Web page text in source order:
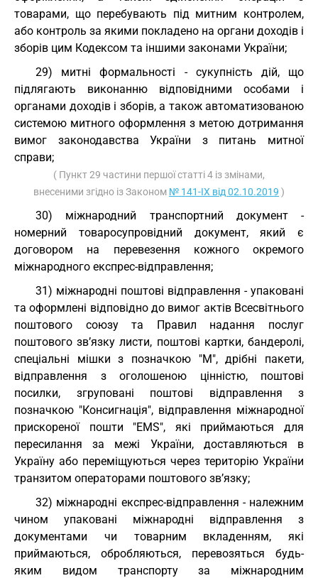
товарами, що перебувають під митним контролем,
або контроль за якими покладено на органи доходів і
зборів цим Кодексом та іншими законами України;
29) митні формальності - сукупність дій, що
підлягають виконанню відповідними особами і
органами доходів і зборів, а також автоматизованою
системою митного оформлення з метою дотримання
вимог законодавства України з питань митної
справи;
( Пункт 29 частини першої статті 4 із змінами,
внесеними згідно із Законом № 141-IX від 02.10.2019 )
30) міжнародний транспортний документ -
номерний товаросупровідний документ, який є
договором на перевезення кожного окремого
міжнародного експрес-відправлення;
31) міжнародні поштові відправлення - упаковані
та оформлені відповідно до вимог актів Всесвітнього
поштового союзу та Правил надання послуг
поштового зв’язку листи, поштові картки, бандеролі,
спеціальні мішки з позначкою "М", дрібні пакети,
відправлення з оголошеною цінністю, поштові
посилки, згруповані поштові відправлення з
позначкою "Консигнація", відправлення міжнародної
прискореної пошти "EMS", які приймаються для
пересилання за межі України, доставляються в
Україну або переміщуються через територію України
транзитом операторами поштового зв’язку;
32) міжнародні експрес-відправлення - належним
чином упаковані міжнародні відправлення з
документами чи товарним вкладенням, які
приймаються, обробляються, перевозяться будь-
яким видом транспорту за міжнародним